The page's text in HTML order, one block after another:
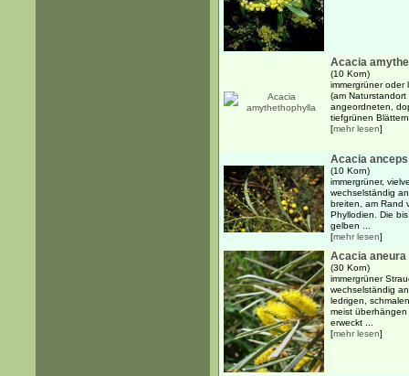
Acacia
(10 Korn)
immergrüner oder
(am
angeordneten,
tiefgrünen
[mehr lesen]
Acacia anceps
(10 Korn)
immergrüner,
wechselständig
breiten, am Rand
Phyllodien. Die
gelben ...
[mehr lesen]
Acacia aneura
(30 Korn)
immergrüner
wechselständig
ledrigen,
meist
erweckt ...
[mehr lesen]